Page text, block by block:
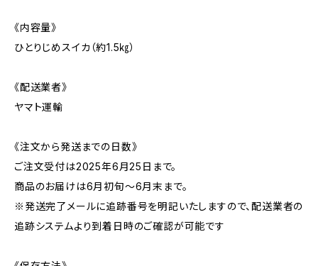
《内容量》
ひとりじめスイカ（約1.5㎏）
《配送業者》
ヤマト運輸
《注文から発送までの日数》
ご注文受付は2025年6月25日まで。
商品のお届けは6月初旬～6月末まで。
※発送完了メールに追跡番号を明記いたしますので、配送業者の
追跡システムより到着日時のご確認が可能です